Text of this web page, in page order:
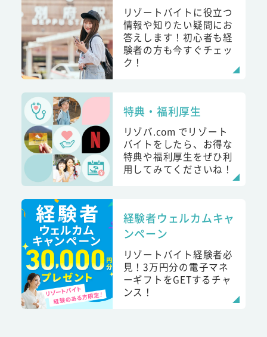
リゾートバイトに役立つ
情報や知りたい疑問にお
答えします！初心者も経
験者の方も今すぐチェッ
ク！
特典・福利厚生
リゾバ.com でリゾート
バイトをしたら、お得な
特典や福利厚生をぜひ利
用してみてくださいね！
経験者ウェルカムキャ
ンペーン
リゾートバイト経験者必
見！3万円分の電子マネ
ーギフトをGETするチャ
ンス！